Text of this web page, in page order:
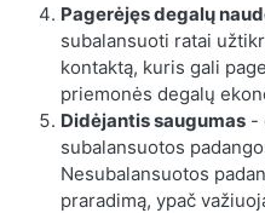
Pagerėjęs degalų
subalansuoti ratai
kontaktą, kuris gali
priemonės degalų
Didėjantis saugumas -
subalansuotos
Nesubalansuotos
praradimą, ypač